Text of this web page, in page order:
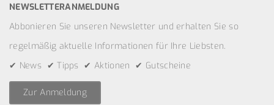
NEWSLETTERANMELDUNG
Abbonieren Sie unseren Newsletter und erhalten Sie so
regelmäßig aktuelle Informationen für Ihre Liebsten.
✔ News ✔ Tipps ✔ Aktionen ✔ Gutscheine
Zur Anmeldung